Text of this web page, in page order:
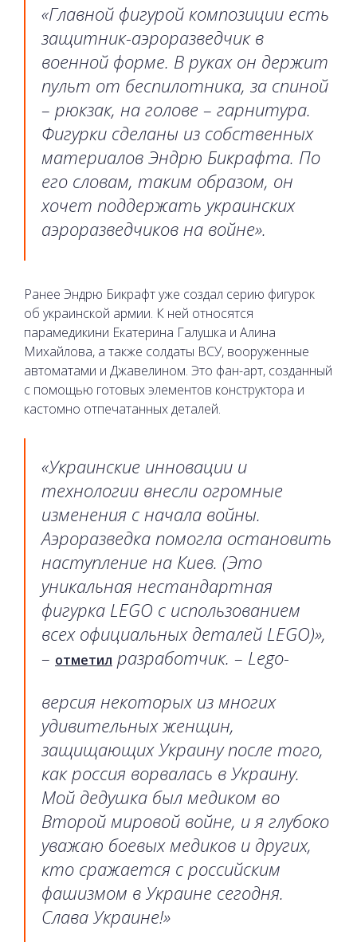
«Главной фигурой композиции есть
защитник-аэроразведчик в
военной форме. В руках он держит
пульт от беспилотника, за спиной
– рюкзак, на голове – гарнитура.
Фигурки сделаны из собственных
материалов Эндрю Бикрафта. По
его словам, таким образом, он
хочет поддержать украинских
аэроразведчиков на войне».
Ранее Эндрю Бикрафт уже создал серию фигурок
об украинской армии. К ней относятся
парамедикини Екатерина Галушка и Алина
Михайлова, а также солдаты ВСУ, вооруженные
автоматами и Джавелином. Это фан-арт, созданный
с помощью готовых элементов конструктора и
кастомно отпечатанных деталей.
«Украинские инновации и
технологии внесли огромные
изменения с начала войны.
Аэроразведка помогла остановить
наступление на Киев. (Это
уникальная нестандартная
фигурка LEGO с использованием
всех официальных деталей LEGO)»,
– отметил разработчик. – Lego-
версия некоторых из многих
удивительных женщин,
защищающих Украину после того,
как россия ворвалась в Украину.
Мой дедушка был медиком во
Второй мировой войне, и я глубоко
уважаю боевых медиков и других,
кто сражается с российским
фашизмом в Украине сегодня.
Слава Украине!»